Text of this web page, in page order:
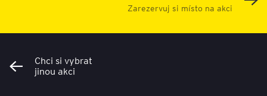
Chci si vybrat
jinou akci
Zarezervuj si místo na akci